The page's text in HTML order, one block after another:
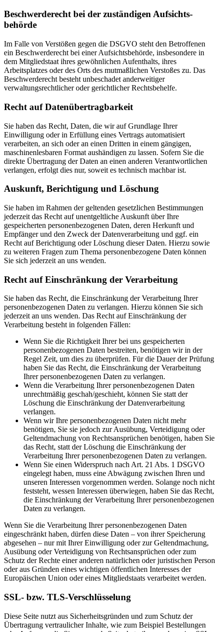
Beschwerde­recht bei der zuständigen Aufsichts­
behörde
Im Falle von Verstößen gegen die DSGVO steht den Betroffenen
ein Beschwerderecht bei einer Aufsichtsbehörde, insbesondere in
dem Mitgliedstaat ihres gewöhnlichen Aufenthalts, ihres
Arbeitsplatzes oder des Orts des mutmaßlichen Verstoßes zu. Das
Beschwerderecht besteht unbeschadet anderweitiger
verwaltungsrechtlicher oder gerichtlicher Rechtsbehelfe.
Recht auf Daten­übertrag­barkeit
Sie haben das Recht, Daten, die wir auf Grundlage Ihrer
Einwilligung oder in Erfüllung eines Vertrags automatisiert
verarbeiten, an sich oder an einen Dritten in einem gängigen,
maschinenlesbaren Format aushändigen zu lassen. Sofern Sie die
direkte Übertragung der Daten an einen anderen Verantwortlichen
verlangen, erfolgt dies nur, soweit es technisch machbar ist.
Auskunft, Berichtigung und Löschung
Sie haben im Rahmen der geltenden gesetzlichen Bestimmungen
jederzeit das Recht auf unentgeltliche Auskunft über Ihre
gespeicherten personenbezogenen Daten, deren Herkunft und
Empfänger und den Zweck der Datenverarbeitung und ggf. ein
Recht auf Berichtigung oder Löschung dieser Daten. Hierzu sowie
zu weiteren Fragen zum Thema personenbezogene Daten können
Sie sich jederzeit an uns wenden.
Recht auf Einschränkung der Verarbeitung
Sie haben das Recht, die Einschränkung der Verarbeitung Ihrer
personenbezogenen Daten zu verlangen. Hierzu können Sie sich
jederzeit an uns wenden. Das Recht auf Einschränkung der
Verarbeitung besteht in folgenden Fällen:
Wenn Sie die Richtigkeit Ihrer bei uns gespeicherten
personenbezogenen Daten bestreiten, benötigen wir in der
Regel Zeit, um dies zu überprüfen. Für die Dauer der Prüfung
haben Sie das Recht, die Einschränkung der Verarbeitung
Ihrer personenbezogenen Daten zu verlangen.
Wenn die Verarbeitung Ihrer personenbezogenen Daten
unrechtmäßig geschah/geschieht, können Sie statt der
Löschung die Einschränkung der Datenverarbeitung
verlangen.
Wenn wir Ihre personenbezogenen Daten nicht mehr
benötigen, Sie sie jedoch zur Ausübung, Verteidigung oder
Geltendmachung von Rechtsansprüchen benötigen, haben Sie
das Recht, statt der Löschung die Einschränkung der
Verarbeitung Ihrer personenbezogenen Daten zu verlangen.
Wenn Sie einen Widerspruch nach Art. 21 Abs. 1 DSGVO
eingelegt haben, muss eine Abwägung zwischen Ihren und
unseren Interessen vorgenommen werden. Solange noch nicht
feststeht, wessen Interessen überwiegen, haben Sie das Recht,
die Einschränkung der Verarbeitung Ihrer personenbezogenen
Daten zu verlangen.
Wenn Sie die Verarbeitung Ihrer personenbezogenen Daten
eingeschränkt haben, dürfen diese Daten – von ihrer Speicherung
abgesehen – nur mit Ihrer Einwilligung oder zur Geltendmachung,
Ausübung oder Verteidigung von Rechtsansprüchen oder zum
Schutz der Rechte einer anderen natürlichen oder juristischen Person
oder aus Gründen eines wichtigen öffentlichen Interesses der
Europäischen Union oder eines Mitgliedstaats verarbeitet werden.
SSL- bzw. TLS-Verschlüsselung
Diese Seite nutzt aus Sicherheitsgründen und zum Schutz der
Übertragung vertraulicher Inhalte, wie zum Beispiel Bestellungen